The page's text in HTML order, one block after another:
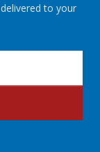
to your